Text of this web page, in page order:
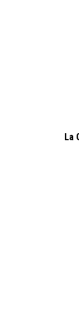
La